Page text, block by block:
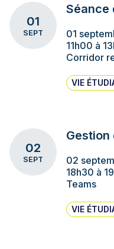
01
SEPT
Séance
01
11h00 à
Corridor
VIE
02
SEPT
Gestion
02
18h30 à
Teams
VIE